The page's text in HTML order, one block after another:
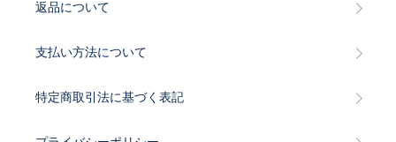
返品について
支払い方法について
特定商取引法に基づく表記